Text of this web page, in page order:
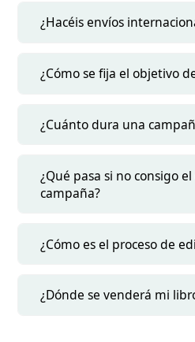
¿Hacéis envíos
¿Cómo se fija el objetivo
¿Cuánto dura una
¿Qué pasa si no consigo
campaña?
¿Cómo es el proceso de
¿Dónde se venderá mi